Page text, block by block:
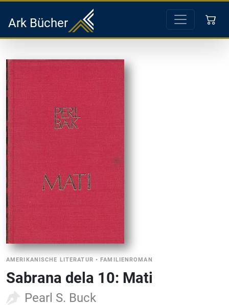
Ark Bücher
AMERIKANISCHE LITERATUR •FAMILIENROMAN
Sabrana dela 10: Mati
Pearl S. Buck